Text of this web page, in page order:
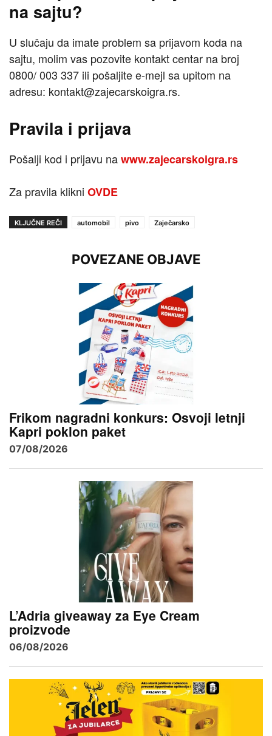
na sajtu?
U slučaju da imate problem sa prijavom koda na
sajtu, molim vas pozovite kontakt centar na broj
0800/ 003 337 ili pošaljite e-mejl sa upitom na
adresu: kontakt@zajecarskoigra.rs.
Pravila i prijava
Pošalji kod i prijavu nawww.zajecarskoigra.rs
Za pravila klikni OVDE
KLJUČNE REČI automobil pivo Zaječarsko
POVEZANE OBJAVE
Frikom nagradni konkurs: Osvoji letnji
Kapri poklon paket
07/08/2026
L’Adria giveaway za Eye Cream
proizvode
06/08/2026